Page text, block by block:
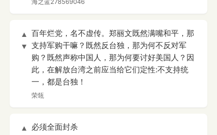
▲
▼
百年烂党，名不虚传。郑丽文既然满嘴和平，那
支持军购干嘛？既然反台独，那为何不反对军
购？既然声称中国人，那为何要讨好美国人？因
此，在解放台湾之前应当给它们定性:不支持统
一，都是台独！
荣瓴
▲
必须全面封杀